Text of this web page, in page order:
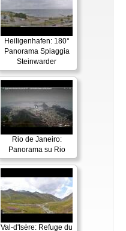
Heiligenhafen: 180°
Panorama Spiaggia
Steinwarder
Rio de Janeiro:
Panorama su Rio
Val-d'Isère: Refuge du